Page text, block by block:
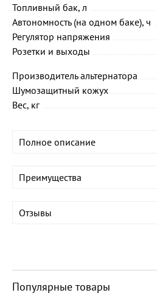
Топливный бак, л
Автономность (на одном баке), ч
Регулятор напряжения
Розетки и выходы
Производитель альтернатора
Шумозащитный кожух
Вес, кг
Полное описание
Преимущества
Отзывы
Популярные товары